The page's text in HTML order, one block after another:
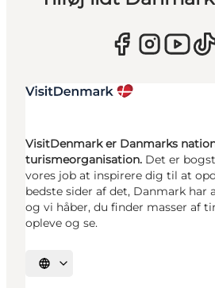
VisitDenmark er Danmarks
turismeorganisation. Det er
vores job at inspirere dig til at
bedste sider af det, Danmark har
og vi håber, du finder masser af
opleve og se.
Vælg sprog